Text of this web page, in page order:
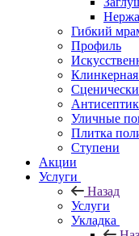
Гибкий
Профиль
Уличные
Плитка
Ступени
Акции
Услуги
Назад
Услуги
Укладка